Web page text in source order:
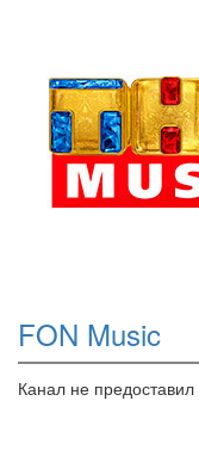
FON Music
Канал не